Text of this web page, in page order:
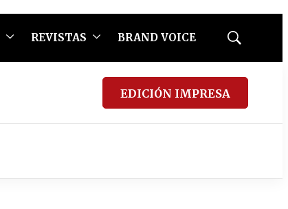
REVISTAS BRAND VOICE
Mostrar
EDICIÓN IMPRESA